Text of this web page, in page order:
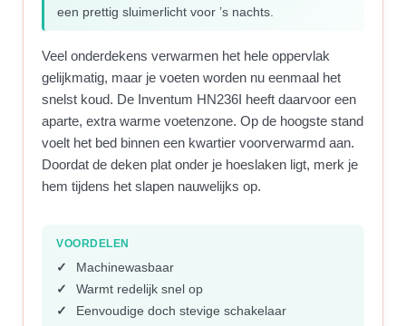
een prettig sluimerlicht voor ’s nachts.
Veel onderdekens verwarmen het hele oppervlak
gelijkmatig, maar je voeten worden nu eenmaal het
snelst koud. De Inventum HN236I heeft daarvoor een
aparte, extra warme voetenzone. Op de hoogste stand
voelt het bed binnen een kwartier voorverwarmd aan.
Doordat de deken plat onder je hoeslaken ligt, merk je
hem tijdens het slapen nauwelijks op.
VOORDELEN
Machinewasbaar
Warmt redelijk snel op
Eenvoudige doch stevige schakelaar